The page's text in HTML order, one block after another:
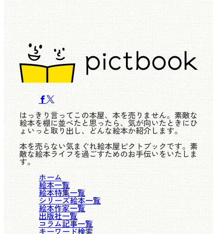
はっきり言ってこの本屋、本を売りません。素敵な
絵本を棚に並べたと思ったら、気が向いたときにひ
ょいっと取り出し、どんな絵本か紹介します。
本を売らない気まぐれ絵本屋ピクトブックです。素
敵な絵本ライフを過ごすためのお手伝いをいたしま
す。
ホーム
絵本一覧
絵本特集一覧
シリーズ絵本一覧
絵本作家一覧
出版社一覧
コラム記事一覧
キーワード検索